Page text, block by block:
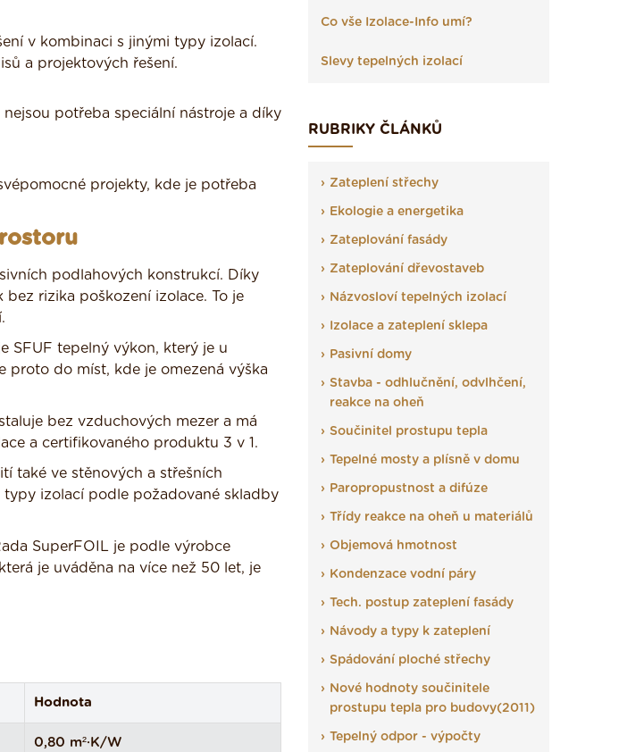
v kombinaci s jinými typy izolací.
a projektových řešení.
potřeba speciální nástroje a díky
projekty, kde je potřeba
podlahových konstrukcí. Díky
rizika poškození izolace. To je
SFUF tepelný výkon, který je u
proto do míst, kde je omezená výška
bez vzduchových mezer a má
a certifikovaného produktu 3 v 1.
také ve stěnových a střešních
izolací podle požadované skladby
SuperFOIL je podle výrobce
je uváděna na více než 50 let, je
Hodnota
0,80 m²·K/W
Co vše Izolace-Info umí?
Slevy tepelných izolací
RUBRIKY ČLÁNKŮ
Zateplení střechy
Ekologie a energetika
Zateplování fasády
Zateplování dřevostaveb
Názvosloví tepelných izolací
Izolace a zateplení sklepa
Pasivní domy
Stavba - odhlučnění, odvlhčení,
reakce na oheň
Součinitel prostupu tepla
Tepelné mosty a plísně v domu
Paropropustnost a difúze
Třídy reakce na oheň u materiálů
Objemová hmotnost
Kondenzace vodní páry
Tech. postup zateplení fasády
Návody a typy k zateplení
Spádování ploché střechy
Nové hodnoty součinitele
prostupu tepla pro budovy(2011)
Tepelný odpor - výpočty